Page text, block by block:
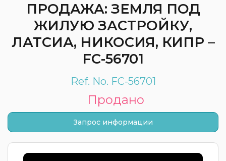
ПРОДАЖА: ЗЕМЛЯ ПОД
ЖИЛУЮ ЗАСТРОЙКУ,
ЛАТСИА, НИКОСИЯ, КИПР –
FC-56701
Ref. No. FC-56701
Продано
Запрос информации